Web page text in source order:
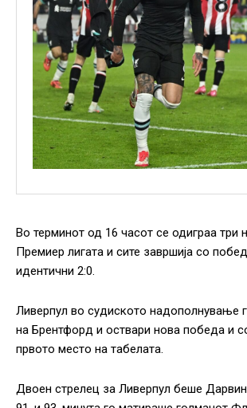
Во терминот од 16 часот се одиграа три
Премиер лигата и сите завршија со
идентични 2:0.
Ливерпул во судиското надополнување
на Брентфорд и оствари нова победа и
првото место на табелата.
Двоен стрелец за Ливерпул беше